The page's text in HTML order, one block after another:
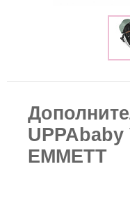
UPPAbaby
EMMETT